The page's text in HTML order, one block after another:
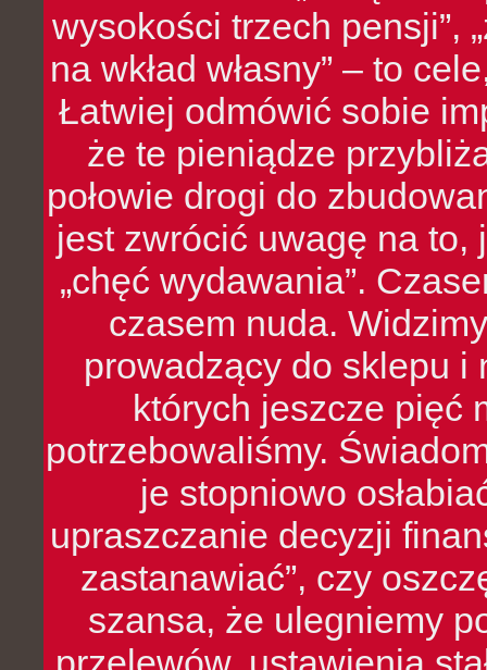
wysokości trzech pensji”,
na wkład własny” – to
Łatwiej odmówić sobie
że te pieniądze
połowie drogi do
jest zwrócić uwagę na to,
„chęć wydawania”.
czasem nuda.
prowadzący do sklepu i
których jeszcze pięć
potrzebowaliśmy.
je stopniowo
upraszczanie decyzji
zastanawiać”, czy
szansa, że ulegniemy